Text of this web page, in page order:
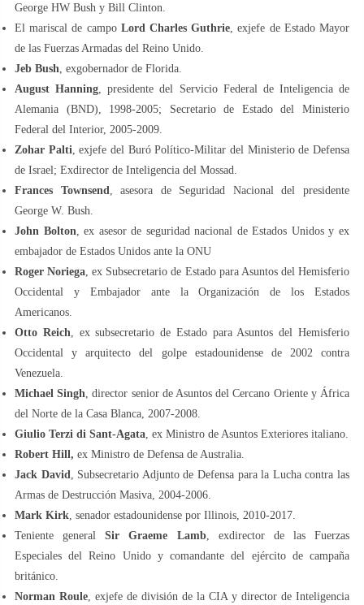
George HW Bush y Bill Clinton.
El mariscal de campo Lord Charles Guthrie , exjefe de Estado Mayor
de las Fuerzas Armadas del Reino Unido.
Jeb Bush , exgobernador de Florida.
August Hanning , presidente del Servicio Federal de Inteligencia de
Alemania (BND), 1998-2005; Secretario de Estado del Ministerio
Federal del Interior, 2005-2009.
Zohar Palti , exjefe del Buró Político-Militar del Ministerio de Defensa
de Israel; Exdirector de Inteligencia del Mossad.
Frances Townsend
, asesora de Seguridad Nacional del presidente
George W. Bush.
John Bolton , ex asesor de seguridad nacional de Estados Unidos y ex
embajador de Estados Unidos ante la ONU
Roger Noriega , ex Subsecretario de Estado para Asuntos del Hemisferio
Occidental y Embajador ante la Organización de los Estados
Americanos.
Otto Reich , ex subsecretario de Estado para Asuntos del Hemisferio
Occidental y arquitecto del golpe estadounidense de 2002 contra
Venezuela.
Michael Singh , director senior de Asuntos del Cercano Oriente y África
del Norte de la Casa Blanca, 2007-2008.
Giulio Terzi di Sant-Agata , ex Ministro de Asuntos Exteriores italiano.
Robert Hill, ex Ministro de Defensa de Australia.
Jack David
, Subsecretario Adjunto de Defensa para la Lucha contra las
Armas de Destrucción Masiva, 2004-2006.
Mark Kirk , senador estadounidense por Illinois, 2010-2017.
Teniente generalSir Graeme Lamb, exdirector de las Fuerzas
Especiales del Reino Unido y comandante del ejército de campaña
británico.
Norman Roule , exjefe de división de la CIA y director de Inteligencia